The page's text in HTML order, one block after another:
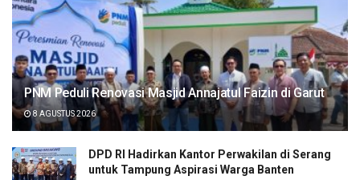
PNM Peduli Renovasi Masjid Annajatul Faizin di Garut
8 AGUSTUS 2026
DPD RI Hadirkan Kantor Perwakilan di Serang
untuk Tampung Aspirasi Warga Banten